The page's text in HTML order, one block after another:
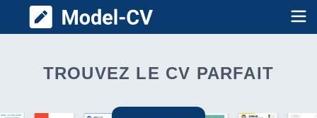
Model CV
TROUVEZ LE CV PARFAIT